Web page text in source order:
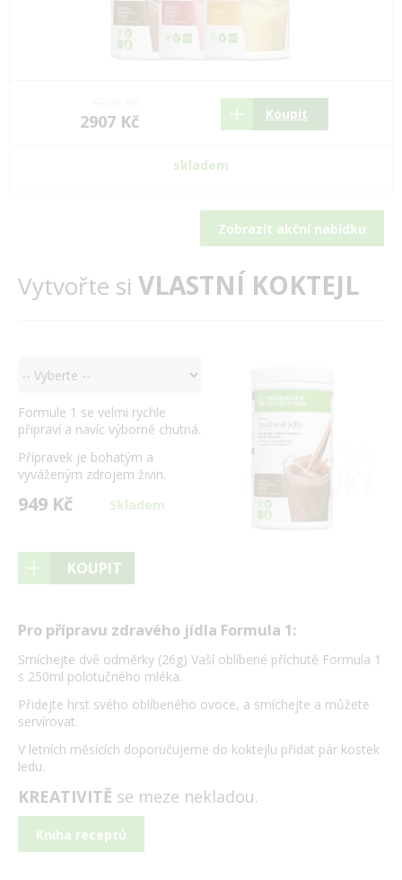
2907 Kč Koupit
skladem
Zobrazit akční nabídku
Vytvořte si VLASTNÍ KOKTEJL
Formule 1 se velmi rychle
připraví a navíc výborně chutná.
Přípravek je bohatým a
vyváženým zdrojem živin.
949 Kč Skladem
KOUPIT
Pro přípravu zdravého jídla Formula 1:
Smíchejte dvě odměrky (26g) Vaší oblíbené příchutě Formula 1
s 250ml polotučného mléka.
Přidejte hrst svého oblíbeného ovoce, a smíchejte a můžete
servírovat.
V letních měsících doporučujeme do koktejlu přidat pár kostek
ledu.
KREATIVITĚ se meze nekladou.
Kniha receptů